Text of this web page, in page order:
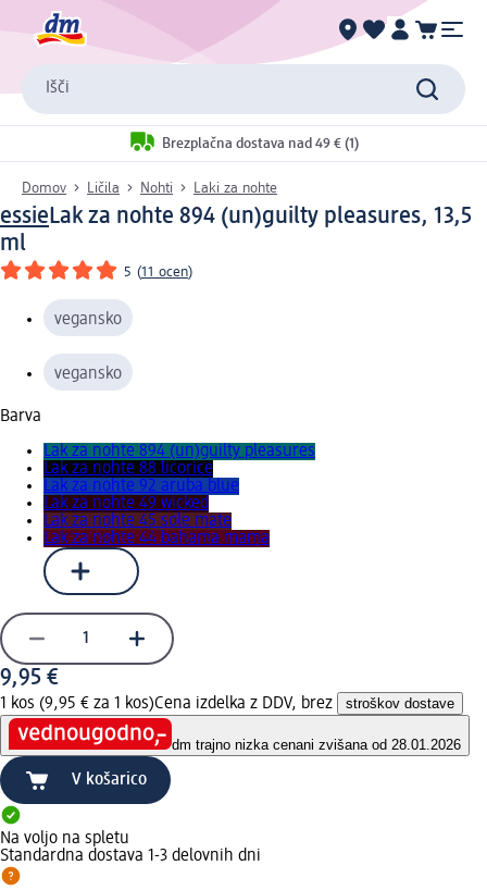
Išči
Brezplačna dostava nad 49 € (1)
Domov Ličila Nohti Laki za nohte
essieLak za nohte 894 (un)guilty pleasures, 13,5
ml
5 (11 ocen)
vegansko
vegansko
Barva
Lak za nohte 894 (un)guilty pleasures
Lak za nohte 88 licorice
Lak za nohte 92 aruba blue
Lak za nohte 49 wicked
Lak za nohte 45 sole mate
Lak za nohte 44 bahama mama
9,95 €
1 kos (9,95 € za 1 kos)Cena izdelka z DDV, brez stroškov dostave
dm trajno nizka cenani zvišana od 28.01.2026
V košarico
Na voljo na spletu
Standardna dostava 1-3 delovnih dni